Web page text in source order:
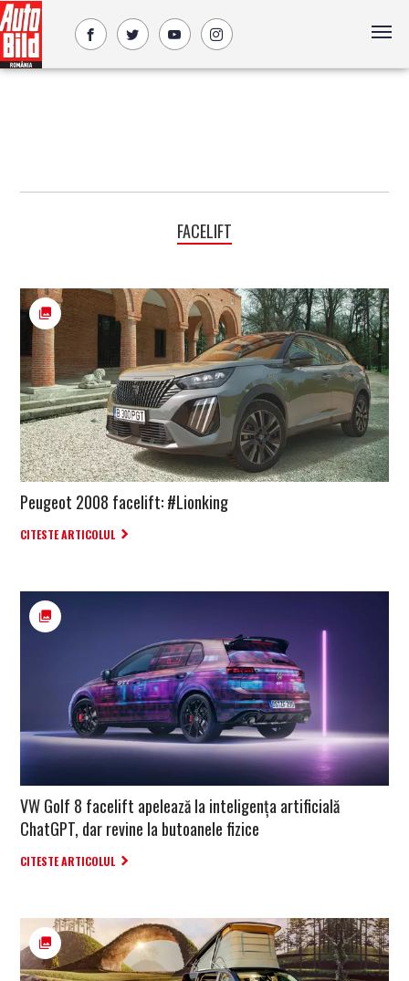
FACELIFT
Peugeot 2008 facelift: #Lionking
CITESTE ARTICOLUL
VW Golf 8 facelift apelează la inteligența artificială
ChatGPT, dar revine la butoanele fizice
CITESTE ARTICOLUL